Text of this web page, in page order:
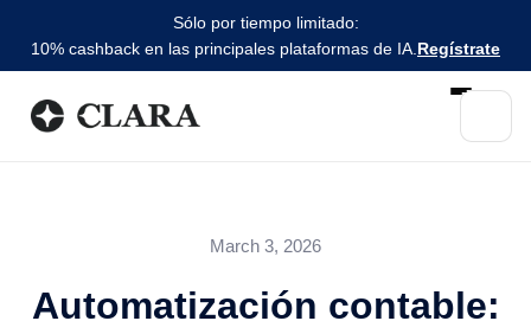
Sólo por tiempo limitado:
10% cashback en las principales plataformas de IA. Regístrate
March 3, 2026
Automatización contable: